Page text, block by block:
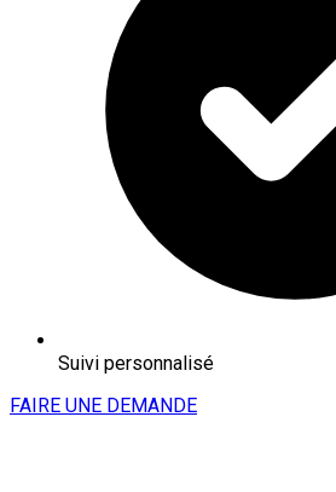
Suivi personnalisé
FAIRE UNE DEMANDE